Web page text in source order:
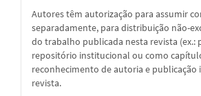
Autores têm autorização para assumir
separadamente, para distribuição não-
do trabalho publicada nesta revista (ex.:
repositório institucional ou como
reconhecimento de autoria e publicação
revista.